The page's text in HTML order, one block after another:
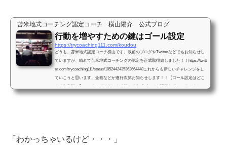
苫米地式コーチング認定コーチ 横山陽介 公式ブログ
行動を増やすための鍵はゴール設定
https://trycoaching111.com/koudou
どうも、苫米地式認定コーチ横山です。以前のブログやTwitterなどでもお知らせし
ていますが、晴れて苫米地式コーチングの認定を正式取得致しました！！https://twitt
er.com/trycoaching111/status/1052442435362664448これからも新しいチャレンジをし
ていこうと思います。企画などが進行次第お知らせします！！【ゴール設定はどこ
までも奥深い】コーチングはどこまで行っても「ゴールを設定して、エフィカシー
を上げる（更にゴールを設定する）」 ということに尽きるわけですが、ただ漫然と
「わかっちゃいるけど・・・」